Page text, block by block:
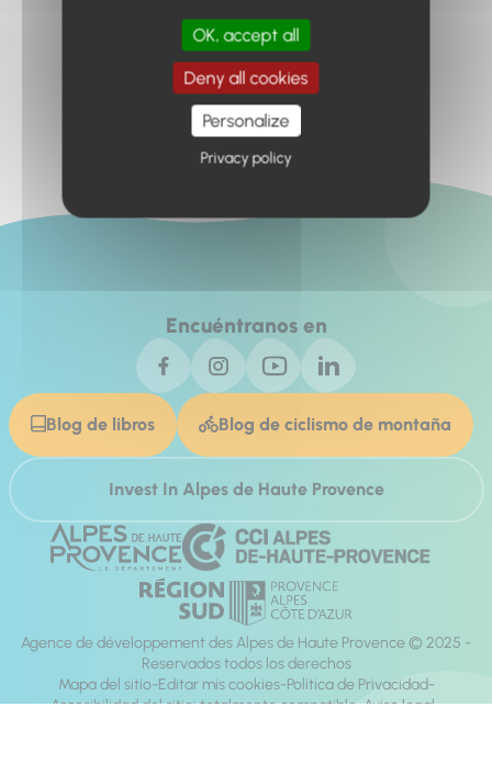
Retour à l'accueil
Encuéntranos en
Blog de libros Blog de ciclismo de montaña
Invest In Alpes de Haute Provence
Agence de développement des Alpes de Haute Provence © 2025 -
Reservados todos los derechos
Mapa del sitio Editar mis cookies Política de Privacidad
Accesibilidad del sitio: totalmente compatible Aviso legal
OK, accept all
Deny all cookies
Personalize
Privacy policy